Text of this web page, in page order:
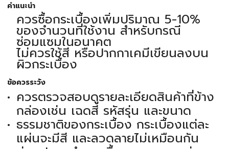
คำแนะนำ
ควรซื้อกระเบื้องเพิ่มปริมาณ 5-10%
ของจำนวนที่ใช้งาน สำหรับกรณี
ซ่อมแซมในอนาคต
ไม่ควรใช้สี หรือปากกาเคมีเขียนลงบน
ผิวกระเบื้อง
ข้อควรระวัง
ควรตรวจสอบดูรายละเอียดสินค้าที่ข้าง
กล่องเช่น เฉดสี รหัสรุ่น และขนาด
ธรรมชาติของกระเบื้อง กระเบื้องแต่ละ
แผ่นจะมีสี และลวดลายไม่เหมือนกัน